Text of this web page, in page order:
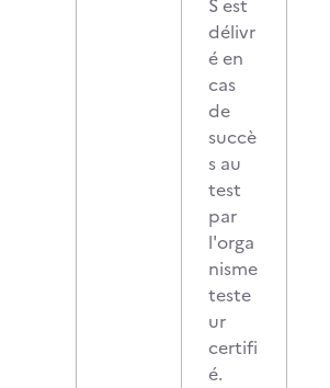
S est
délivr
é en
cas
de
succè
s au
test
par
l'orga
nisme
teste
ur
certifi
é.